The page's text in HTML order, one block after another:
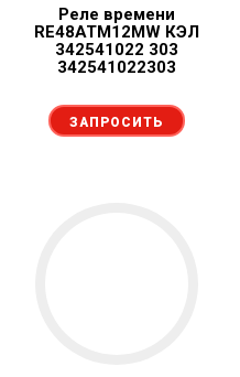
Реле времени
RE48ATM12MW КЭЛ
342541022 303
342541022303
ЗАПРОСИТЬ